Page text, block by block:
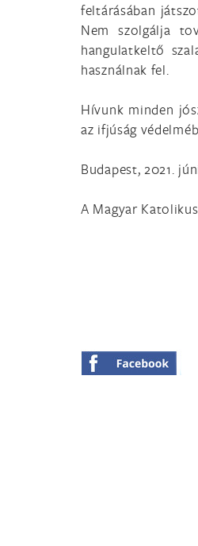
feltárásában
Nem szolgálja
hangulatkeltő
használnak fel.
Hívunk minden
az ifjúság
Budapest, 2021.
A Magyar